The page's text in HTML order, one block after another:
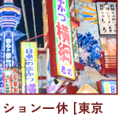
ョン一休 [東京